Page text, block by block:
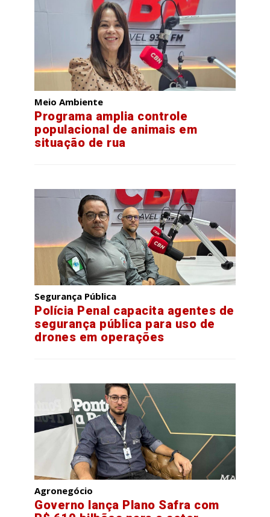
Meio Ambiente
Programa amplia controle
populacional de animais em
situação de rua
Segurança Pública
Polícia Penal capacita agentes de
segurança pública para uso de
drones em operações
Agronegócio
Governo lança Plano Safra com